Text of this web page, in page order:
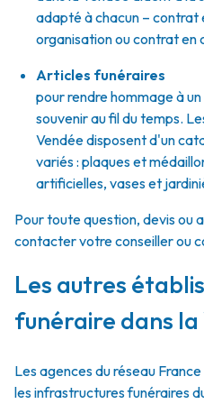
adapté à chacun –
organisation ou contrat en
Articles funéraires
pour rendre hommage à
souvenir au fil du temps.
Vendée disposent d'un
variés : plaques et
artificielles, vases et
Pour toute question, devis ou
contacter votre conseiller ou
Les autres
funéraire dans la
Les agences du réseau
les infrastructures funéraires